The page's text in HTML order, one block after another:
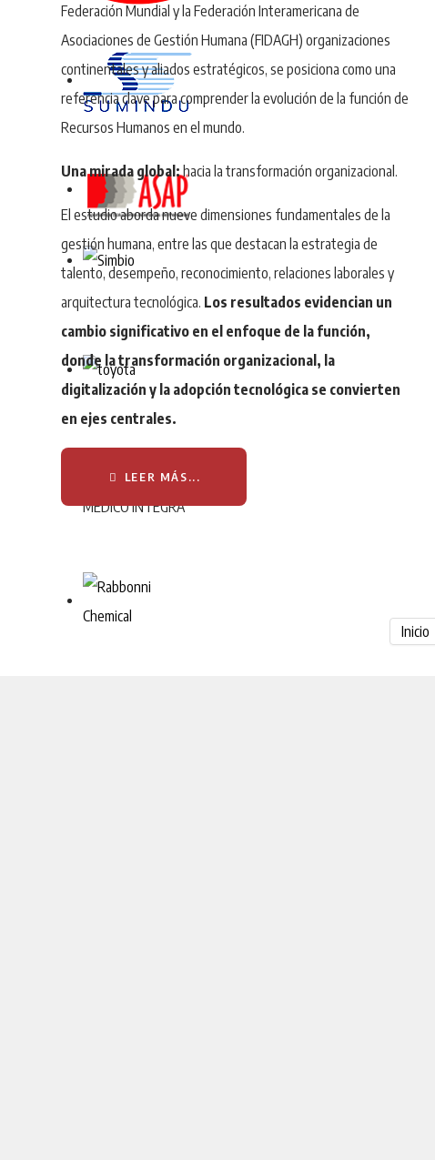
Federación Mundial y la Federación Interamericana de
Asociaciones de Gestión Humana (FIDAGH) organizaciones
continentales y aliados estratégicos, se posiciona como una
referencia clave para comprender la evolución de la función de
Recursos Humanos en el mundo.
Una mirada global:hacia la transformación organizacional.
El estudio aborda nueve dimensiones fundamentales de la
gestión humana, entre las que destacan la estrategia de
talento, desempeño, reconocimiento, relaciones laborales y
arquitectura tecnológica. Los resultados evidencian un
cambio significativo en el enfoque de la función,
donde la transformación organizacional, la
digitalización y la adopción tecnológica se convierten
en ejes centrales.
LEER MÁS...
Inicio